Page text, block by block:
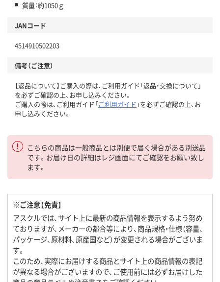
質量：約1050ｇ
JANコード
4514910502203
備考（ご注意）
【返品について】ご購入の際は、ご利用ガイド「返品・交換について」
を必ずご確認の上、お申し込みください。
ご購入の際は、ご利用ガイド「ご利用ガイド 」を必ずご確認の上、お
申し込みください。
こちらの商品は一般商品とは別便で届く場合がある別送品
です。お届け日の詳細はレジ画面にてご確認をお願い致し
ます。
※ご注意【免責】
アスクルでは、サイト上に最新の商品情報を表示するよう努め
ておりますが、メーカーの都合等により、商品規格・仕様（容量、
パッケージ、原材料、原産国など）が変更される場合がございま
す。
このため、実際にお届けする商品とサイト上の商品情報の表記
が異なる場合がございますので、ご使用前には必ずお届けした